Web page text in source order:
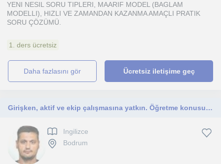
YENI NESIL SORU TIPLERI, MAARIF MODEL (BAGLAM
MODELLI), HIZLI VE ZAMANDAN KAZANMA AMAÇLI PRATIK
SORU ÇÖZÜMÜ.
1. ders ücretsiz
daha fazlasını gör Ücretsiz iletişime geç
Girişken, aktif ve ekip çalışmasına yatkın. Öğretme konusunda deneyimli.
Ingilizce
Bodrum